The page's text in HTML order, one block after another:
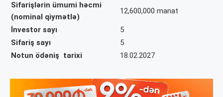
Sifarişlərin ümumi həcmi
(nominal qiymətlə)
12,600,000 manat
İnvestor sayı
5
Sifariş sayı
5
Notun ödəniş tarixi
18.02.2027